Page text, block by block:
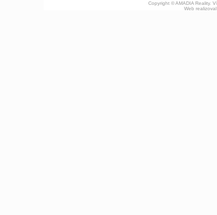
Copyright © AMADIA Reality.
Web